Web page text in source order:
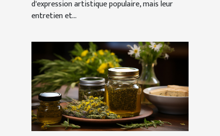
d'expression artistique populaire, mais leur
entretien et...